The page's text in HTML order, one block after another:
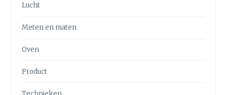
Lucht
Meten en maten
Oven
Product